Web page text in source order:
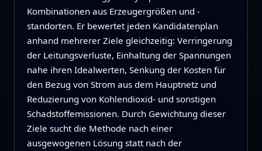
Kombinationen aus Erzeugergrößen und -
standorten. Er bewertet jeden Kandidatenplan
anhand mehrerer Ziele gleichzeitig: Verringerung
der Leitungsverluste, Einhaltung der Spannungen
nahe ihren Idealwerten, Senkung der Kosten für
den Bezug von Strom aus dem Hauptnetz und
Reduzierung von Kohlendioxid- und sonstigen
Schadstoffemissionen. Durch Gewichtung dieser
Ziele sucht die Methode nach einer
ausgewogenen Lösung statt nach der